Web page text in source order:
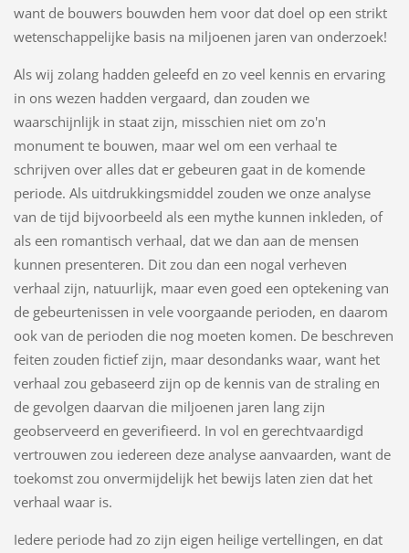
want de bouwers bouwden hem voor dat doel op een strikt
wetenschappelijke basis na miljoenen jaren van onderzoek!
Als wij zolang hadden geleefd en zo veel kennis en ervaring
in ons wezen hadden vergaard, dan zouden we
waarschijnlijk in staat zijn, misschien niet om zo'n
monument te bouwen, maar wel om een verhaal te
schrijven over alles dat er gebeuren gaat in de komende
periode. Als uitdrukkingsmiddel zouden we onze analyse
van de tijd bijvoorbeeld als een mythe kunnen inkleden, of
als een romantisch verhaal, dat we dan aan de mensen
kunnen presenteren. Dit zou dan een nogal verheven
verhaal zijn, natuurlijk, maar even goed een optekening van
de gebeurtenissen in vele voorgaande perioden, en daarom
ook van de perioden die nog moeten komen. De beschreven
feiten zouden fictief zijn, maar desondanks waar, want het
verhaal zou gebaseerd zijn op de kennis van de straling en
de gevolgen daarvan die miljoenen jaren lang zijn
geobserveerd en geverifieerd. In vol en gerechtvaardigd
vertrouwen zou iedereen deze analyse aanvaarden, want de
toekomst zou onvermijdelijk het bewijs laten zien dat het
verhaal waar is.
Iedere periode had zo zijn eigen heilige vertellingen, en dat